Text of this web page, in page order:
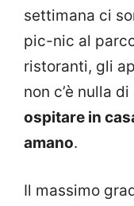
settimana ci
pic-nic al
ristoranti, gli
non c’è nulla
ospitare in
amano.
Il massimo